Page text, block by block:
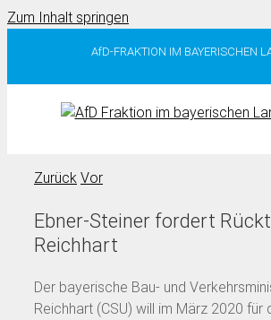
Zum Inhalt springen
AfD-FRAKTION IM BAYERISCHEN
Zurück Vor
Ebner-Steiner fordert
Reichhart
Der bayerische Bau- und
Reichhart (CSU) will im März 2020 für